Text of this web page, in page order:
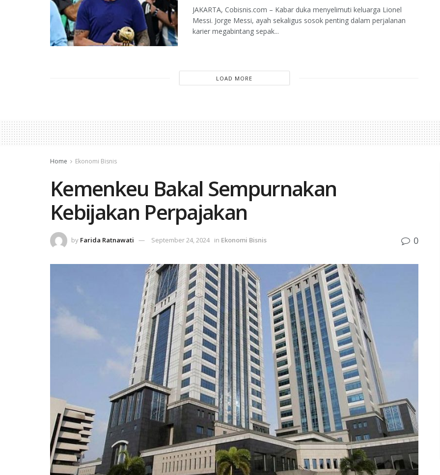
JAKARTA, Cobisnis.com – Kabar duka menyelimuti keluarga Lionel
Messi. Jorge Messi, ayah sekaligus sosok penting dalam perjalanan
karier megabintang sepak...
LOAD MORE
Home Ekonomi Bisnis
Kemenkeu Bakal Sempurnakan
Kebijakan Perpajakan
by Farida Ratnawati September 24, 2024 in Ekonomi Bisnis 0